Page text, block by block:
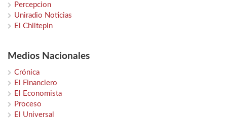
Percepcion
Uniradio Noticias
El Chiltepin
Medios Nacionales
Crónica
El Financiero
El Economista
Proceso
El Universal